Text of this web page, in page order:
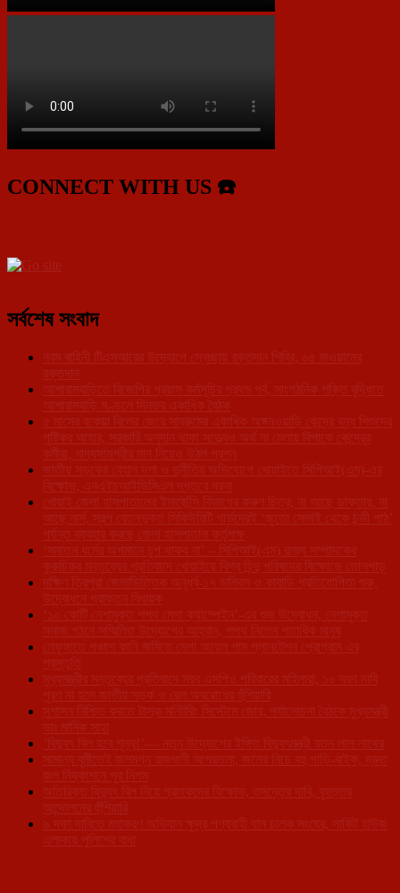
CONNECT WITH US ☎️
সর্বশেষ সংবাদ
নবম বাহিনী টিএসআরের উদ্যোগে স্বেচ্ছায় রক্তদান শিবির, ৬৫ জওয়ানের
রক্তদান
আশারামবাড়িতে বিজেপির প্রয়াস কর্মসূচির প্রথম পর্ব, সাংগঠনিক শক্তি বৃদ্ধিতে
আশারামবাড়ি মণ্ডলে দিনভর একাধিক বৈঠক
৫ মাসের বকেয়া বিলের জেরে সাব্রুমের একাধিক অঙ্গনওয়াড়ি কেন্দ্রে বন্ধ শিশুদের
পুষ্টিকর আহার, সরকারি অনুদান থাকা সত্ত্বেও অর্থ না মেলায় বিপাকে কেন্দ্রের
কর্মীরা, খাদ্যসামগ্রীর মান নিয়েও উঠল প্রশ্ন
জাতীয় সড়কের বেহাল দশা ও দুর্নীতির অভিযোগে খোয়াইতে সিপিআই(এম)-এর
বিক্ষোভ, এনএইচআইডিসিএল দপ্তরে ধরনা
খোয়াই জেলা হাসপাতালের ইমার্জেন্সি বিভাগের করুণ চিত্র, না আছে ডাক্তার, না
আছে নার্স, স্বল্প বেতনভূক্ত সিকিউরিটি গার্ডদেরই ‘জুতো সেলাই থেকে চন্ডী পাঠ’
পর্যন্ত ব্যবহার করছে জেলা হাসপাতাল কর্তৃপক্ষ
‘সনাতন ধর্মের অপমানে চুপ থাকব না’ – সিপিআই(এম) রাজ্য সম্পাদকের
কুরুচিকর মন্তব্যের প্রতিবাদে খোয়াইয়ে বিশ্ব হিন্দু পরিষদের বিক্ষোভে তোলপাড়
দক্ষিণ ত্রিপুরা জেলাভিত্তিক অনূর্ধ্ব-১৭ ভলিবল ও কাবাডি প্রতিযোগিতা শুরু,
উদ্বোধনে প্রাক্তন বিধায়ক
‘১০ কোটি নেশামুক্ত শপথ মেগা ক্যাম্পেইন’-এর শুভ উদ্বোধন, নেশামুক্ত
সমাজ গঠনে সম্মিলিত উদ্যোগের আহ্বান, শপথ নিলেন শতাধিক মানুষ
লেফুঙ্গাতে পঞ্চাশ কানি জমিতে মেগা অয়েল পাম প্লানটেশন প্রোগ্রাম এর
প্রস্তুতি
মুখ্যমন্ত্রীর মন্তব্যের প্রতিবাদে সরব এসপিও পরিবারের মহিলারা, ১০ দফা দাবি
পূরণ না হলে জাতীয় সড়ক ও রেল অবরোধের হুঁশিয়ারি
সুশাসন নিশ্চিত করতে টাস্ক মনিটরিং সিস্টেমে জোর, পর্যালোচনা বৈঠকে মুখ্যমন্ত্রী
ডাঃ মানিক সাহা
‘বিদ্যুৎ বিল হবে শূন্য!’— নতুন উদ্যোগের ইঙ্গিত বিদ্যুৎমন্ত্রী রতন লাল নাথের
সামান্য বৃষ্টিতেই জলমগ্ন রাজধানী আগরতলা, জলের নিচে বহু গাড়ি-বাইক, দ্রুত
জল নিষ্কাশনে পুর নিগম
অতিরিক্ত বিদ্যুৎ বিল নিয়ে গ্রাহকদের বিক্ষোভ, তদন্তের দাবি, বৃহত্তর
আন্দোলনের হুঁশিয়ারি
৯ দফা দাবিতে মহাকরণ অভিযান ক্ষুদ্র পণ্যবাহী যান চালক সংঘের, সার্কিট হাউজ
এলাকায় পুলিশের বাধা